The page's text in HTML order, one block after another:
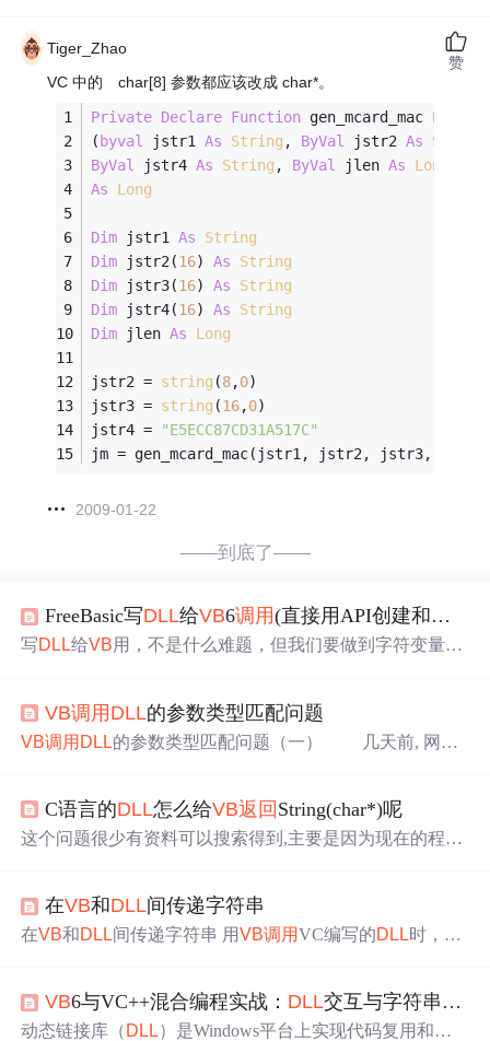
Tiger_Zhao
VC 中的 char[8] 参数都应该改成 char*。
Private Declare Function gen_mcard_mac Lib
( byval jstr1 As String , ByVal jstr2 As String
ByVal jstr4 As String , ByVal jlen As Long
As
Long
Dim jstr1 As
String
Dim jstr2(16) As
String
Dim jstr3(16) As
String
Dim jstr4(16) As
String
Dim jlen As Long
jstr2 = string (8,0)
jstr3 = string (16,0)
jstr4 =
"E5ECC87CD31A517C"
jm = gen_mcard_mac(jstr1, jstr2, jstr3,
2009-01-22
赞
——到底了——
FreeBasic写DLL给VB6调用(直接用API创建和修改
写DLL给VB用，不是什么难题，但我们要做到字符变量，
eclare Function GetStr Lib "FBtoVB.dll " Alias "GETSTR@0"
() As String ' 返回字符串FreeBasic和VB6的字符变量的内存
VB调用 DLL的参数类型匹配问题
VB调用 DLL的参数类型匹配问题（一） 几天前, 网友
些资料，总结如下，希望能对大家编程有所帮助。
B调用DLL的缺省调用方式是：传引用调用。即VB传一个
键字。 下面谈谈...
C语言的DLL怎么给VB返回 String(char*)呢
这个问题很少有资料可以搜索得到,主要是因为现在的程序
L加载到exe里成为一个模块,不能对上一级的变量赋值. 除
了我这种患有代码痴迷症的人,不会有人去研究这个问题了,
在VB和DLL间传递字符串
在VB和DLL 间传递字符串 用VB调用VC编写的DLL时，必
则很多地方都有。我这里建议大家尽量使用VB，VC中都
有，而且一致的变量。比如long型和double型。如果可能，
VB6与VC++混合编程实战： DLL交互与字符串处理详解
动态链接库（ DLL）是Windows平台上实现代码复用和模